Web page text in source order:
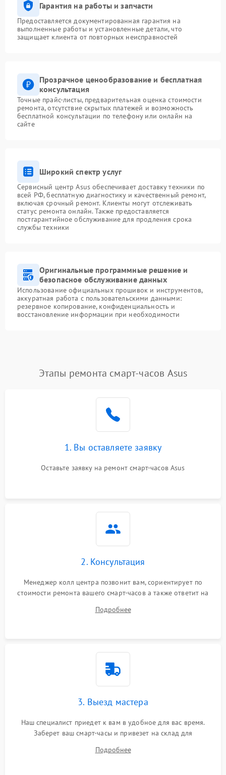
Гарантия на работы и запчасти
Предоставляется документированная гарантия на
выполненные работы и установленные детали, что
защищает клиента от повторных неисправностей
Прозрачное ценообразование и бесплатная
консультация
Точные прайс-листы, предварительная оценка стоимости
ремонта, отсутствие скрытых платежей и возможность
бесплатной консультации по телефону или онлайн на
сайте
Широкий спектр услуг
Сервисный центр Asus обеспечивает доставку техники по
всей РФ, бесплатную диагностику и качественный ремонт,
включая срочный ремонт. Клиенты могут отслеживать
статус ремонта онлайн. Также предоставляется
постгарантийное обслуживание для продления срока
службы техники
Оригинальные программные решение и
безопасное обслуживание данных
Использование официальных прошивок и инструментов,
аккуратная работа с пользовательскими данными:
резервное копирование, конфиденциальность и
восстановление информации при необходимости
Этапы ремонта смарт-часов Asus
1. Вы оставляете заявку
Оставьте заявку на ремонт смарт-часов Asus
2. Консультация
Менеджер колл центра позвонит вам, сориентирует по
стоимости ремонта вашего смарт-часов а также ответит на
Подробнее
3. Выезд мастера
Наш специалист приедет к вам в удобное для вас время.
Заберет ваш смарт-часы и привезет на склад для
Подробнее